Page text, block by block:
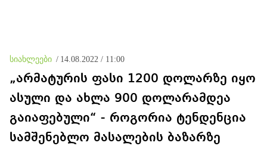
სიახლეები / 14.08.2022 / 11:00
„არმატურის ფასი 1200 დოლარზე იყო
ასული და ახლა 900 დოლარამდეა
გაიაფებული“ - როგორია ტენდენცია
სამშენებლო მასალების ბაზარზე